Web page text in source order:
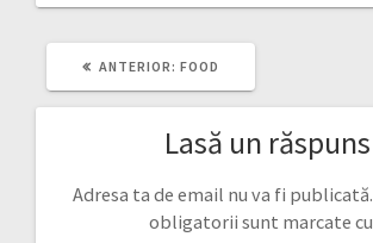
ANTERIOR: ARTICOLUL
FOOD
Lasă un răspuns
Adresa ta de email nu va fi publicată.
obligatorii sunt marcate cu